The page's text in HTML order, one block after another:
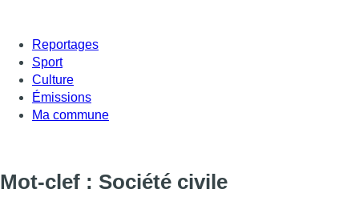
Reportages
Sport
Culture
Émissions
Ma commune
Mot-clef : Société civile